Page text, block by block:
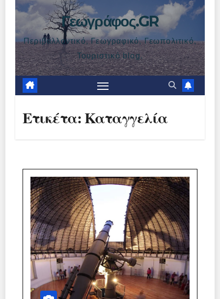
Γεωγράφος.GR
Περιβαλλοντικό, Γεωγραφικό, Γεωπολιτικό,
Τουριστικό blog.
Ετικέτα:Καταγγελία